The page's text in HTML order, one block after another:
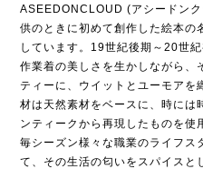
ASEEDONCLOUD (アシードン
供のときに初めて創作した絵本
しています。19世紀後期～20世
作業着の美しさを生かしながら、
ティーに、ウイットとユーモアを
材は天然素材をベースに、時には
ンティークから再現したものを使
毎シーズン様々な職業のライフス
て、その生活の匂いをスパイスと